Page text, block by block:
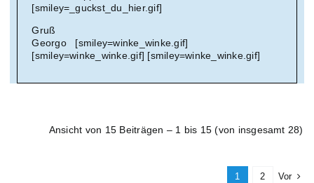
[smiley=_guckst_du_hier.gif]
Gruß
Georgo [smiley=winke_winke.gif]
[smiley=winke_winke.gif] [smiley=winke_winke.gif]
Ansicht von 15 Beiträgen – 1 bis 15 (von insgesamt 28)
1 2 Vor